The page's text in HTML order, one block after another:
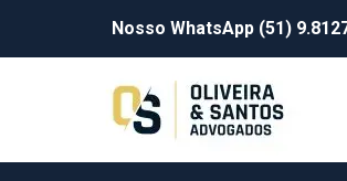
Nosso WhatsApp (51)